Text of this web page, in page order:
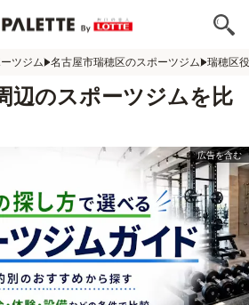
ツジム 名古屋市瑞穂区のスポーツジム 瑞穂区
辺のスポーツジムを比